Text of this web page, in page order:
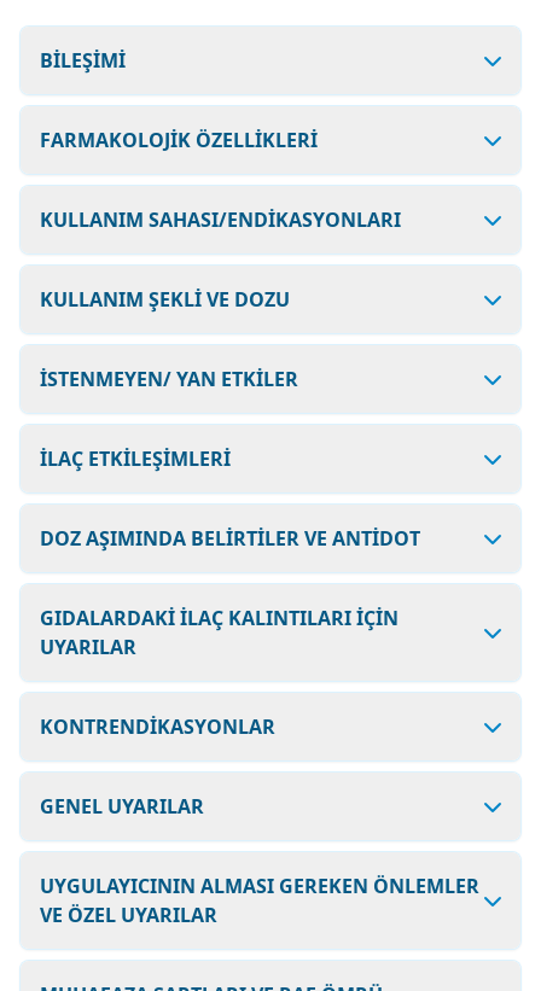
BİLEŞİMİ
FARMAKOLOJİK ÖZELLİKLERİ
KULLANIM SAHASI/ENDİKASYONLARI
KULLANIM ŞEKLİ VE DOZU
İSTENMEYEN/ YAN ETKİLER
İLAÇ ETKİLEŞİMLERİ
DOZ AŞIMINDA BELİRTİLER VE ANTİDOT
GIDALARDAKİ İLAÇ KALINTILARI İÇİN
UYARILAR
KONTRENDİKASYONLAR
GENEL UYARILAR
UYGULAYICININ ALMASI GEREKEN ÖNLEMLER
VE ÖZEL UYARILAR